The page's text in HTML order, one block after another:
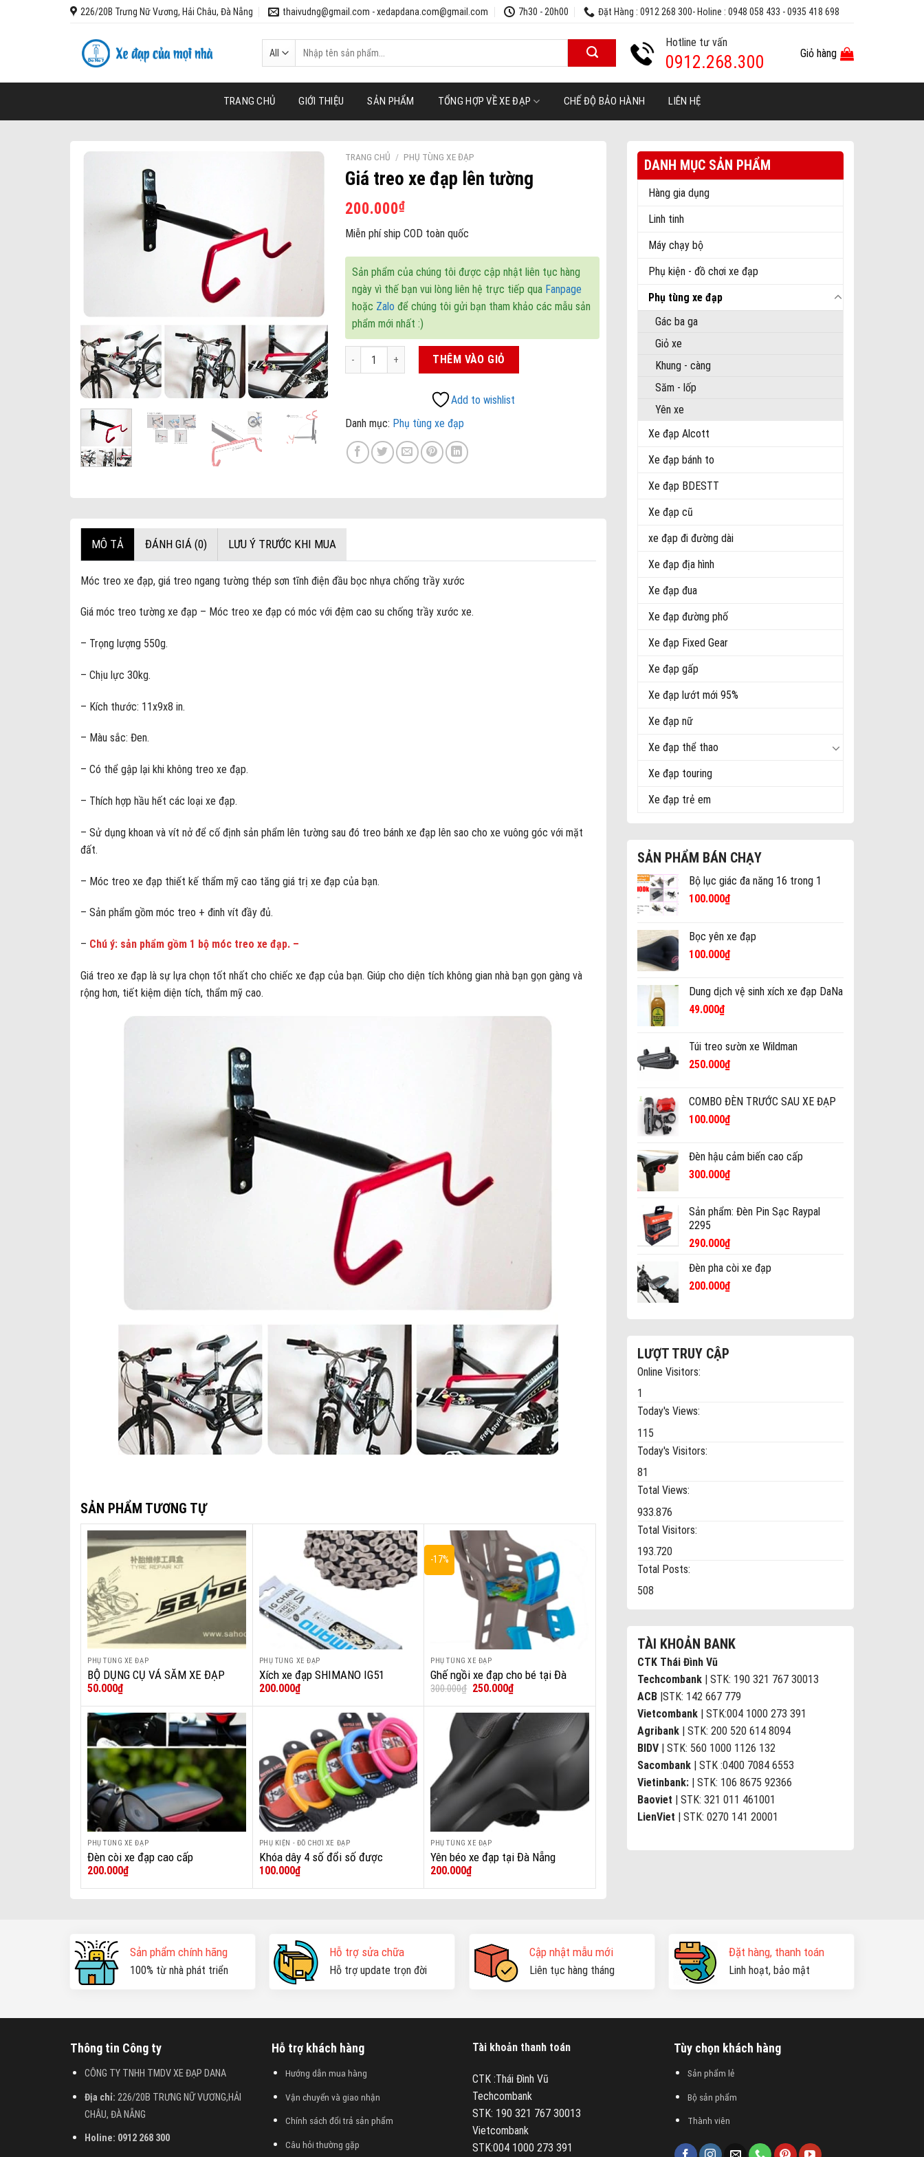
226/20B Trưng Nữ Vương, Hải Châu, Đà Nẵng thaivudng@gmail.com - xedapdana.com@gmail.com 7h30 - 20h00 Đặt Hàng : 0912 268 300- Holine : 0948 058 433 - 0935 418 698
Tìm
kiếm:
Hotline tư vấn
0912.268.300 Giỏ hàng
TRANG CHỦ GIỚI THIỆU SẢN PHẨM TỔNG HỢP VỀ XE ĐẠP CHẾ ĐỘ BẢO HÀNH LIÊN HỆ
DANH MỤC SẢN PHẨM
Hàng gia dụng
Linh tinh
Máy chạy bộ
Phụ kiện - đồ chơi xe đạp
Phụ tùng xe đạp
Gác ba ga
Giỏ xe
Khung - càng
Săm - lốp
Yên xe
Xe đạp Alcott
Xe đạp bánh to
Xe đạp BDESTT
Xe đạp cũ
xe đạp đi đường dài
Xe đạp địa hình
Xe đạp đua
Xe đạp đường phố
Xe đạp Fixed Gear
Xe đạp gấp
Xe đạp lướt mới 95%
Xe đạp nữ
Xe đạp thể thao
Xe đạp touring
Xe đạp trẻ em
SẢN PHẨM BÁN CHẠY
Bộ lục giác đa năng 16 trong 1
100.000₫
Bọc yên xe đạp
100.000₫
Dung dịch vệ sinh xích xe đạp DaNa
49.000₫
Túi treo sườn xe Wildman
250.000₫
COMBO ĐÈN TRƯỚC SAU XE ĐẠP
100.000₫
Đèn hậu cảm biến cao cấp
300.000₫
Sản phẩm: Đèn Pin Sạc Raypal
2295
290.000₫
Đèn pha còi xe đạp
200.000₫
LƯỢT TRUY CẬP
Online Visitors:
1
Today's Views:
115
Today's Visitors:
81
Total Views:
933.876
Total Visitors:
193.720
Total Posts:
508
TÀI KHOẢN BANK
CTK Thái Đình Vũ
Techcombank | STK: 190 321 767 30013
ACB |STK: 142 667 779
Vietcombank | STK:004 1000 273 391
Agribank | STK: 200 520 614 8094
BIDV | STK: 560 1000 1126 132
Sacombank | STK :0400 7084 6553
Vietinbank: | STK: 106 8675 92366
Baoviet | STK: 321 011 461001
LienViet | STK: 0270 141 20001
TRANG CHỦ / PHỤ TÙNG XE ĐẠP
Giá treo xe đạp lên tường
200.000₫
Miễn phí ship COD toàn quốc
Sản phẩm của chúng tôi được cập nhật liên tục hàng
ngày vì thế bạn vui lòng liên hệ trực tiếp qua Fanpage
hoặc Zalo để chúng tôi gửi bạn tham khảo các mẫu sản
phẩm mới nhất :)
Giá treo xe đạp lên tường số lượng
THÊM VÀO GIỎ
Add to wishlist
Danh mục: Phụ tùng xe đạp
MÔ TẢ ĐÁNH GIÁ (0) LƯU Ý TRƯỚC KHI MUA
Móc treo xe đạp, giá treo ngang tường thép sơn tĩnh điện đầu bọc nhựa chống trầy xước
Giá móc treo tường xe đạp – Móc treo xe đạp có móc với đệm cao su chống trầy xước xe.
– Trọng lượng 550g.
– Chịu lực 30kg.
– Kích thước: 11x9x8 in.
– Màu sắc: Đen.
– Có thể gập lại khi không treo xe đạp.
– Thích hợp hầu hết các loại xe đạp.
– Sử dụng khoan và vít nở để cố định sản phẩm lên tường sau đó treo bánh xe đạp lên sao cho xe vuông góc với mặt
đất.
– Móc treo xe đạp thiết kế thẩm mỹ cao tăng giá trị xe đạp của bạn.
– Sản phẩm gồm móc treo + đinh vít đầy đủ.
– Chú ý: sản phẩm gồm 1 bộ móc treo xe đạp. –
Giá treo xe đạp là sự lựa chọn tốt nhất cho chiếc xe đạp của bạn. Giúp cho diện tích không gian nhà bạn gọn gàng và
rộng hơn, tiết kiệm diện tích, thẩm mỹ cao.
SẢN PHẨM TƯƠNG TỰ
Add to wishlist
+
PHỤ TÙNG XE ĐẠP
BỘ DỤNG CỤ VÁ SĂM XE ĐẠP
SAHOO
50.000₫
Add to wishlist
+
PHỤ TÙNG XE ĐẠP
Xích xe đạp SHIMANO IG51
6/7/8S
200.000₫
-17%
Add to wishlist
+
PHỤ TÙNG XE ĐẠP
Ghế ngồi xe đạp cho bé tại Đà
Nẵng
300.000₫ Giá
là:
300.000₫.
250.000₫Giá
hiện
tại
là:
250.000₫.
Add to wishlist
+
PHỤ TÙNG XE ĐẠP
Đèn còi xe đạp cao cấp
200.000₫
Add to wishlist
+
PHỤ KIỆN - ĐỒ CHƠI XE ĐẠP
Khóa dây 4 số đổi số được
100.000₫
Add to wishlist
+
PHỤ TÙNG XE ĐẠP
Yên béo xe đạp tại Đà Nẵng
200.000₫
Sản phẩm chính hãng
100% từ nhà phát triển
Hỗ trợ sửa chữa
Hỗ trợ update trọn đời
Cập nhật mẫu mới
Liên tục hàng tháng
Đặt hàng, thanh toán
Linh hoạt, bảo mật
Thông tin Công ty
CÔNG TY TNHH TMDV XE ĐẠP DANA
Địa chỉ: 226/20B TRƯNG NỮ VƯƠNG,HẢI
CHÂU, ĐÀ NẴNG
Holine: 0912 268 300
Hỗ trợ khách hàng
Hướng dẫn mua hàng
Vận chuyển và giao nhận
Chính sách đổi trả sản phẩm
Câu hỏi thường gặp
Tài khoản thanh toán
CTK :Thái Đình Vũ
Techcombank
STK: 190 321 767 30013
Vietcombank
STK:004 1000 273 391
Tùy chọn khách hàng
Sản phẩm lẻ
Bộ sản phẩm
Thành viên